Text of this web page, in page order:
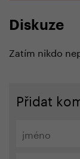
Diskuze
Zatím nikdo
Přidat